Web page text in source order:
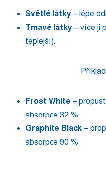
Světlé látky– lépe
Tmavé látky– více ji
teplejší).
Frost White –
absorpce 32 %
Graphite Black–
absorpce 90 %